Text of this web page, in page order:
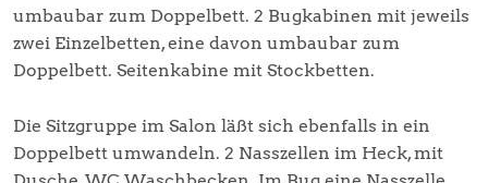
umbaubar zum Doppelbett. 2 Bugkabinen mit jeweils
zwei Einzelbetten, eine davon umbaubar zum
Doppelbett. Seitenkabine mit Stockbetten.
Die Sitzgruppe im Salon läßt sich ebenfalls in ein
Doppelbett umwandeln. 2 Nasszellen im Heck, mit